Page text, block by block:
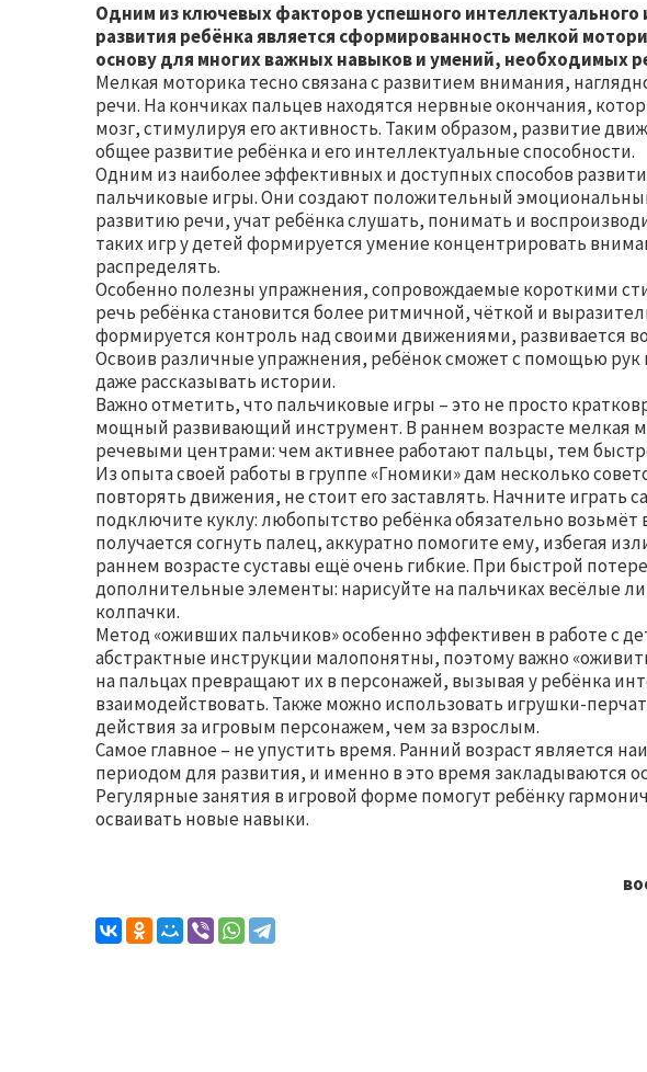
Одним из ключевых факторов успешного интеллектуального
развития ребёнка является сформированность мелкой
основу для многих важных навыков и умений, необходимых
Мелкая моторика тесно связана с развитием внимания,
речи. На кончиках пальцев находятся нервные окончания,
мозг, стимулируя его активность. Таким образом, развитие
общее развитие ребёнка и его интеллектуальные способности.
Одним из наиболее эффективных и доступных способов
пальчиковые игры. Они создают положительный
развитию речи, учат ребёнка слушать, понимать и
таких игр у детей формируется умение концентрировать
распределять.
Особенно полезны упражнения, сопровождаемые короткими
речь ребёнка становится более ритмичной, чёткой и
формируется контроль над своими движениями, развивается
Освоив различные упражнения, ребёнок сможет с помощью
даже рассказывать истории.
Важно отметить, что пальчиковые игры – это не просто
мощный развивающий инструмент. В раннем возрасте мелкая
речевыми центрами: чем активнее работают пальцы, тем
Из опыта своей работы в группе «Гномики» дам несколько
повторять движения, не стоит его заставлять. Начните играть
подключите куклу: любопытство ребёнка обязательно возьмёт
получается согнуть палец, аккуратно помогите ему, избегая
раннем возрасте суставы ещё очень гибкие. При быстрой
дополнительные элементы: нарисуйте на пальчиках весёлые
колпачки.
Метод «оживших пальчиков» особенно эффективен в работе с
абстрактные инструкции малопонятны, поэтому важно
на пальцах превращают их в персонажей, вызывая у ребёнка
взаимодействовать. Также можно использовать игрушки-
действия за игровым персонажем, чем за взрослым.
Самое главное – не упустить время. Ранний возраст является
периодом для развития, и именно в это время закладываются
Регулярные занятия в игровой форме помогут ребёнку
осваивать новые навыки.